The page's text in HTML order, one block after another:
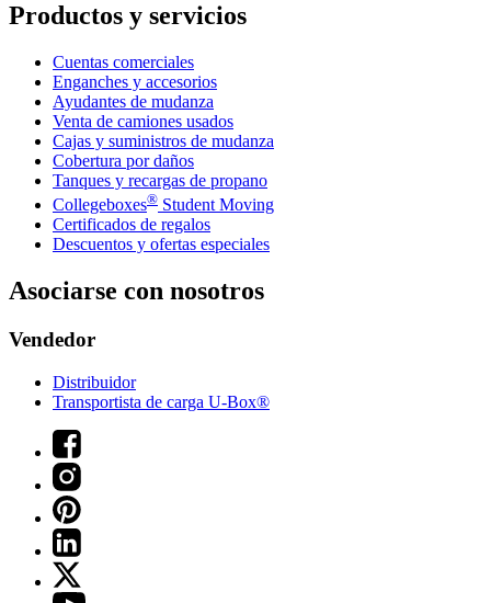
Productos y servicios
Cuentas comerciales
Enganches y accesorios
Ayudantes de mudanza
Venta de camiones usados
Cajas y suministros de mudanza
Cobertura por daños
Tanques y recargas de propano
Collegeboxes® Student Moving
Certificados de regalos
Descuentos y ofertas especiales
Asociarse con nosotros
Vendedor
Distribuidor
Transportista de carga U-Box®